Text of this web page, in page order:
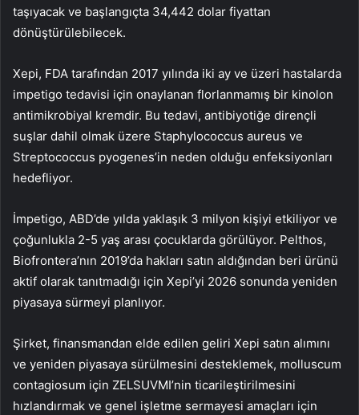
taşıyacak ve başlangıçta 34,442 dolar fiyattan
dönüştürülebilecek.
Xepi, FDA tarafından 2017 yılında iki ay ve üzeri hastalarda
impetigo tedavisi için onaylanan florlanmamış bir kinolon
antimikrobiyal kremdir. Bu tedavi, antibiyotiğe dirençli
suşlar dahil olmak üzere Staphylococcus aureus ve
Streptococcus pyogenes’in neden olduğu enfeksiyonları
hedefliyor.
İmpetigo, ABD’de yılda yaklaşık 3 milyon kişiyi etkiliyor ve
çoğunlukla 2-5 yaş arası çocuklarda görülüyor. Pelthos,
Biofrontera’nın 2019’da hakları satın aldığından beri ürünü
aktif olarak tanıtmadığı için Xepi’yi 2026 sonunda yeniden
piyasaya sürmeyi planlıyor.
Şirket, finansmandan elde edilen geliri Xepi satın alımını
ve yeniden piyasaya sürülmesini desteklemek, molluscum
contagiosum için ZELSUVMI’nin ticarileştirilmesini
hızlandırmak ve genel işletme sermayesi amaçları için